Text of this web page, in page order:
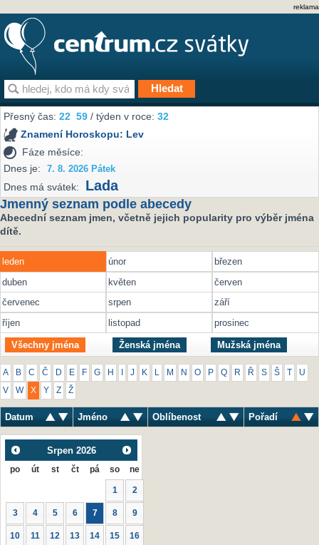
reklama
Přesný čas:22 59 / týden v roce:32
Znamení Horoskopu: Lev
Fáze měsíce:
Dnes je:
7. 8. 2026 Pátek
Dnes má svátek: Lada
Jmenný seznam podle abecedy
Abecední seznam jmen, včetně jejich popularity pro výběr jména
dítě.
leden únor
březen
duben
květen
červen
červenec
srpen
září
říjen
listopad prosinec
Všechny jména Ženská jména Mužská jména
A B C Č D E F G H J K M N O P Q R Ř S Š U
V W X Y Z Ž
Datum Jméno Oblíbenost Pořadí
Srpen 2026
po út st čt pá so ne
1 2
3 4 5 6 7 8 9
10 11 12 13 14 15 16